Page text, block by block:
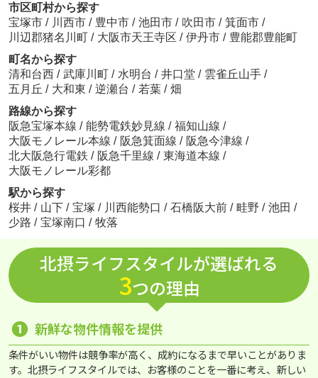
市区町村から探す
宝塚市 / 川西市 / 豊中市 / 池田市 / 吹田市 / 箕面市 /
川辺郡猪名川町 / 大阪市天王寺区 / 伊丹市 / 豊能郡豊能町
町名から探す
清和台西 / 武庫川町 / 水明台 / 井口堂 / 雲雀丘山手 /
五月丘 / 大和東 / 逆瀬台 / 若葉 / 畑
路線から探す
阪急宝塚本線 / 能勢電鉄妙見線 / 福知山線 /
大阪モノレール本線 / 阪急箕面線 / 阪急今津線 /
北大阪急行電鉄 / 阪急千里線 / 東海道本線 /
大阪モノレール彩都
駅から探す
桜井 / 山下 / 宝塚 / 川西能勢口 / 石橋阪大前 / 畦野 / 池田 /
少路 / 宝塚南口 / 牧落
北摂ライフスタイルが選ばれる
3つの理由
❶ 新鮮な物件情報を提供
条件がいい物件は競争率が高く、成約になるまで早いことがありま
す。北摂ライフスタイルでは、お客様のことを一番に考え、新しい